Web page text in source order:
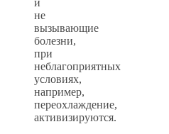
не
вызывающие
болезни,
при
неблагоприятных
условиях,
например,
переохлаждение,
активизируются.